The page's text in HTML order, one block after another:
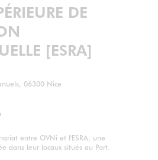
DE
[ESRA]
06300 Nice
entre OVNi et l'ESRA, une
dans leur locaux situés au Port.